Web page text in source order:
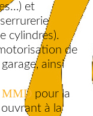
et
cylindres).
de
ainsi
MMD pour la
à la